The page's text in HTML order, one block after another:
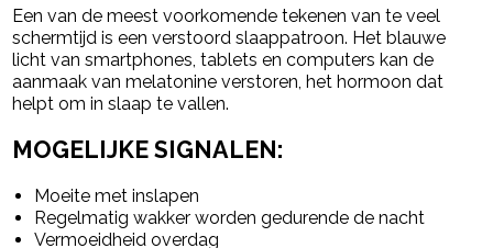
Een van de meest voorkomende tekenen van te veel
schermtijd is een verstoord slaappatroon. Het blauwe
licht van smartphones, tablets en computers kan de
aanmaak van melatonine verstoren, het hormoon dat
helpt om in slaap te vallen.
MOGELIJKE SIGNALEN:
Moeite met inslapen
Regelmatig wakker worden gedurende de nacht
Vermoeidheid overdag